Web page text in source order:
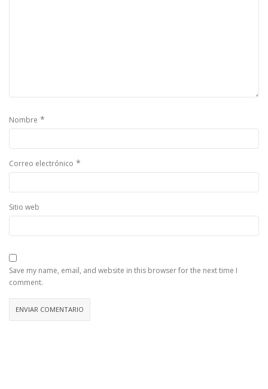
Nombre *
Correo electrónico *
Sitio web
Save my name, email, and website in this browser for the next time I
comment.